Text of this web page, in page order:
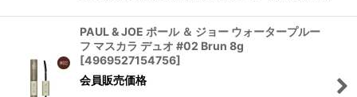
PAUL & JOE ポール ＆ ジョー ウォータープルー
フ マスカラ デュオ #02 Brun 8g
[4969527154756]
会員販売価格